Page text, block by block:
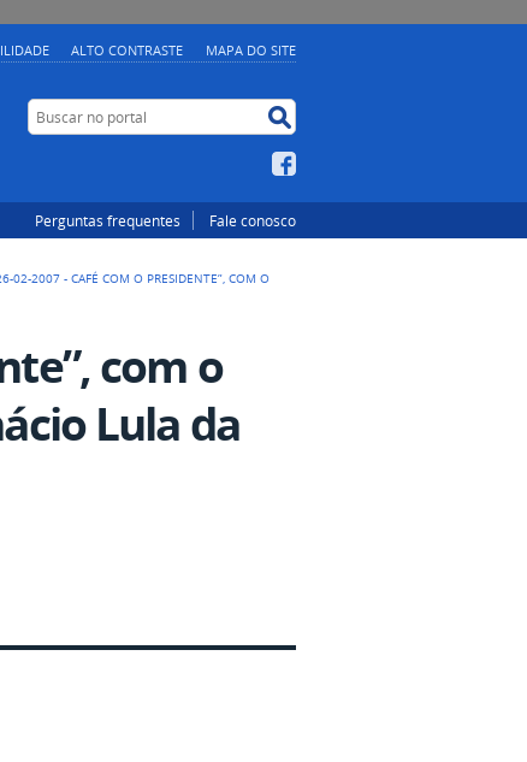
ALTO CONTRASTE MAPA DO SITE
Buscar no portal
Perguntas frequentes Fale conosco
02-2007 - CAFÉ COM O PRESIDENTE”, COM O
com o
Lula da